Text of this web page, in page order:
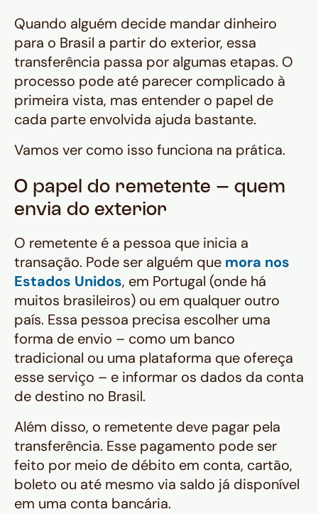
Quando alguém decide mandar dinheiro
para o Brasil a partir do exterior, essa
transferência passa por algumas etapas. O
processo pode até parecer complicado à
primeira vista, mas entender o papel de
cada parte envolvida ajuda bastante.
Vamos ver como isso funciona na prática.
O papel do remetente – quem
envia do exterior
O remetente é a pessoa que inicia a
transação. Pode ser alguém que mora nos
Estados Unidos, em Portugal (onde há
muitos brasileiros) ou em qualquer outro
país. Essa pessoa precisa escolher uma
forma de envio – como um banco
tradicional ou uma plataforma que ofereça
esse serviço – e informar os dados da conta
de destino no Brasil.
Além disso, o remetente deve pagar pela
transferência. Esse pagamento pode ser
feito por meio de débito em conta, cartão,
boleto ou até mesmo via saldo já disponível
em uma conta bancária.